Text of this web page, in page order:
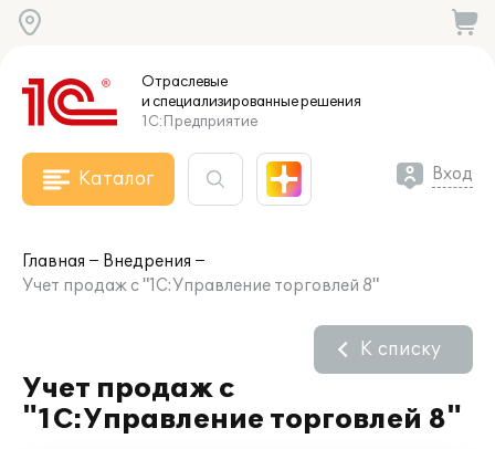
Отраслевые
и специализированныерешения
1С:Предприятие
Каталог Вход
Главная
Внедрения
Учет продаж с "1С:Управление торговлей 8"
Учет продаж с
"1С:Управление торговлей 8"
К списку